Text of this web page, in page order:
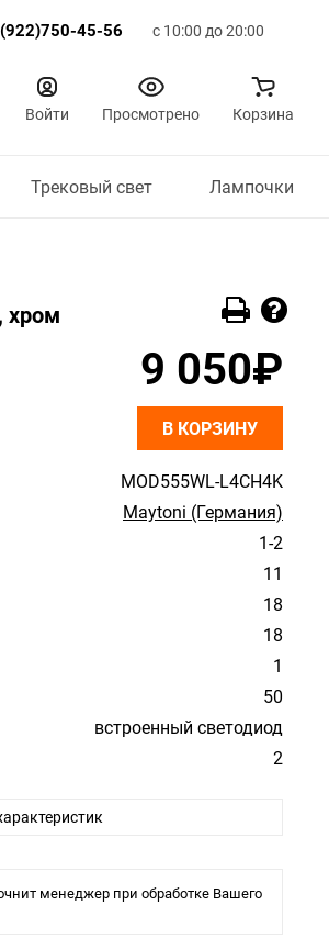
45-56 с 10:00 до 20:00
Войти Просмотрено Корзина
Трековый свет Лампочки
хром
MOD555WL-L4CH4K
Maytoni (Германия)
1-2
11
18
18
1
50
встроенный светодиод
2
менеджер при обработке Вашего
9 050₽
В КОРЗИНУ